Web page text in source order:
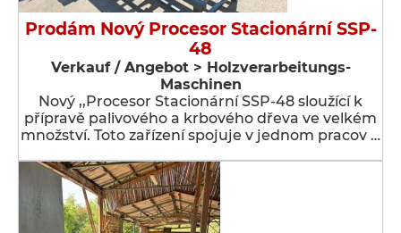
Prodám Nový Procesor Stacionární SSP-
48
Verkauf / Angebot > Holzverarbeitungs-
Maschinen
Nový ,,Procesor Stacionární SSP-48 sloužící k
přípravě palivového a krbového dřeva ve velkém
množství. Toto zařízení spojuje v jednom pracov …